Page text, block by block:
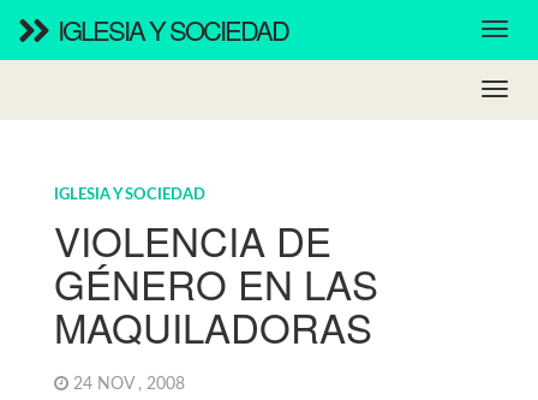
IGLESIA Y SOCIEDAD
IGLESIA Y SOCIEDAD
VIOLENCIA DE
GÉNERO EN LAS
MAQUILADORAS
24 NOV , 2008